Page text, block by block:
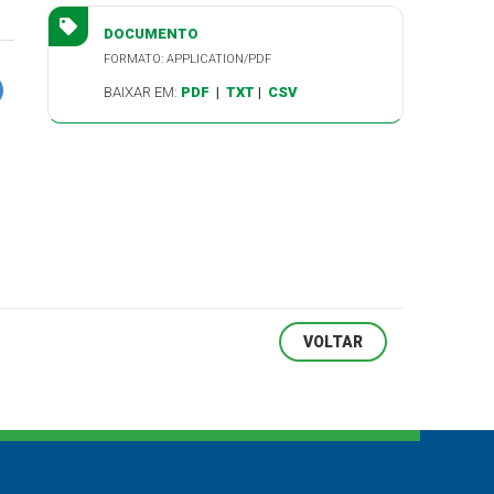
DOCUMENTO
FORMATO: APPLICATION/PDF
BAIXAR EM: PDF | TXT | CSV
VOLTAR